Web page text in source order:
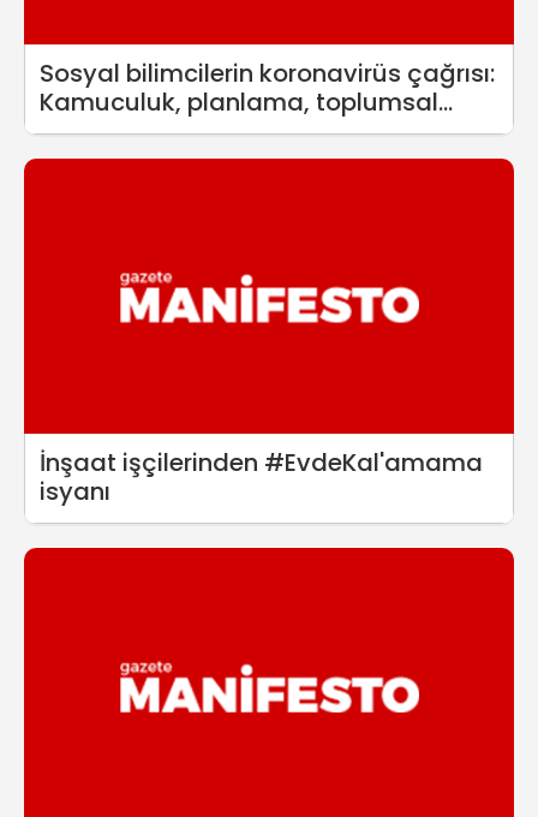
Sosyal bilimcilerin koronavirüs çağrısı:
Kamuculuk, planlama, toplumsal
dayanışma
İnşaat işçilerinden #EvdeKal'amama
isyanı